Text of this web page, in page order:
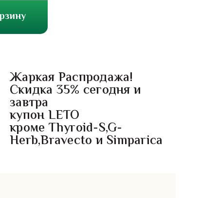
Жаркая Распродажа!
Скидка 35% сегодня и
завтра
купон LETO
кроме Thyroid-S,G-
Herb,Bravecto и Simparica